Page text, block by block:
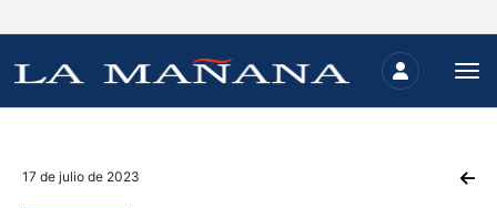
17 de julio de 2023